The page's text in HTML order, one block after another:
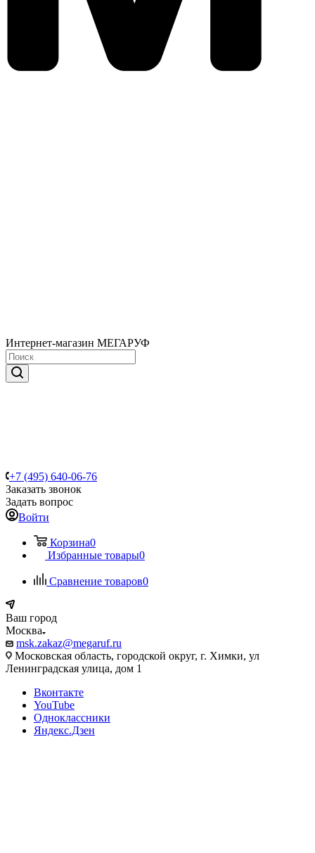
Интернет-магазин МЕГАРУФ
+7 (495) 640-06-76
Заказать звонок
Задать вопрос
Войти
Корзина0
Избранные товары0
Сравнение товаров0
Ваш город
Москва
msk.zakaz@megaruf.ru
Московская область, городской округ, г. Химки, ул
Ленинградская улица, дом 1
Вконтакте
YouTube
Одноклассники
Яндекс.Дзен